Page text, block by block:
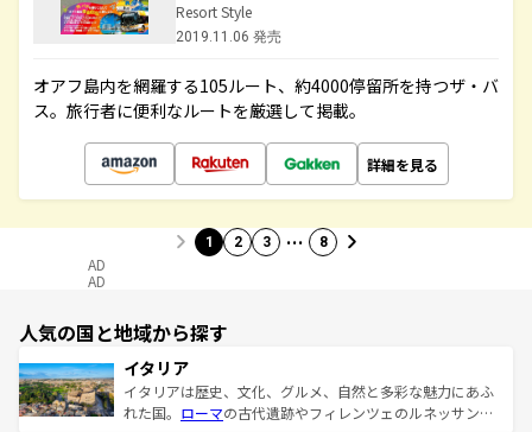
Resort Style
2019.11.06 発売
オアフ島内を網羅する105ルート、約4000停留所を持つザ・バ
ス。旅行者に便利なルートを厳選して掲載。
詳細を見る
1 2 3 … 8
AD
AD
人気の国と地域から探す
イタリア
イタリアは歴史、文化、グルメ、自然と多彩な魅力にあふ
れた国。 ローマの古代遺跡やフィレンツェのルネッサンス